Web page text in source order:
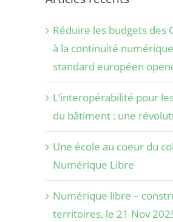
Réduire les budgets des
à la continuité
standard européen
L’interopérabilité pour
du bâtiment : une
Une école au coeur du
Numérique Libre
Numérique libre –
territoires, le 21 Nov